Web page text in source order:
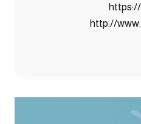
http://